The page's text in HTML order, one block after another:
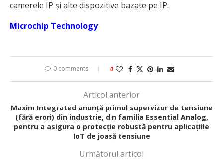
camerele IP și alte dispozitive bazate pe IP.
Microchip Technology
0 comments 0
Articol anterior
Maxim Integrated anunță primul supervizor de tensiune
(fără erori) din industrie, din familia Essential Analog,
pentru a asigura o protecție robustă pentru aplicațiile
IoT de joasă tensiune
Următorul articol